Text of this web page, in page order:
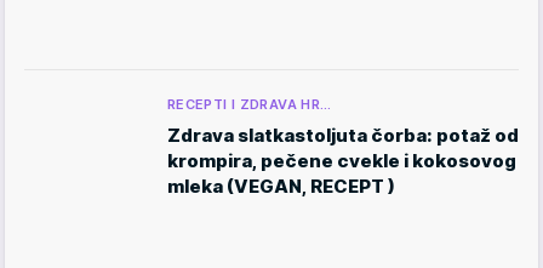
RECEPTI I ZDRAVA HR…
Zdrava slatkastoljuta čorba: potaž od
krompira, pečene cvekle i kokosovog
mleka (VEGAN, RECEPT )